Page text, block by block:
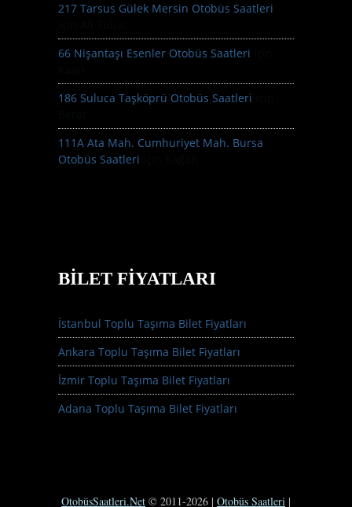
217 Tarsus Gülek Mersin Otobüs Saatleri
66 Nişantaşı Esenler Otobüs Saatleri
186 Suluca Taşköprü Otobüs Saatleri
111A Ata Mah. Cumhuriyet Mah. Bursa
Otobüs Saatleri
BILET FIYATLARI
İstanbul Toplu Taşıma Bilet Fiyatları
Ankara Toplu Taşıma Bilet Fiyatları
İzmir Toplu Taşıma Bilet Fiyatları
Adana Toplu Taşıma Bilet Fiyatları
OtobüsSaatleri.Net © 2011-2026 | Otobüs Saatleri |